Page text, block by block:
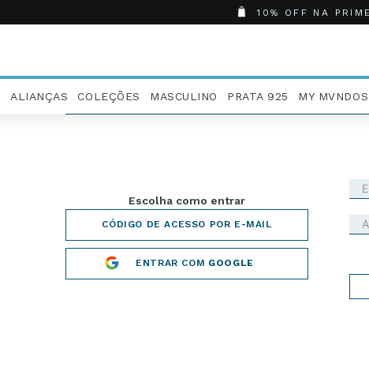
10% OFF NA
ALIANÇAS COLEÇÕES MASCULINO PRATA 925 MY MVNDOS
ENTRAR COM GOOGLE